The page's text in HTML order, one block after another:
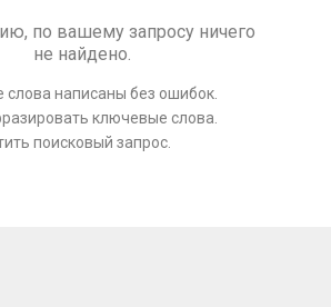
по вашему запросу ничего
не найдено.
слова написаны без ошибок.
ключевые слова.
поисковый запрос.